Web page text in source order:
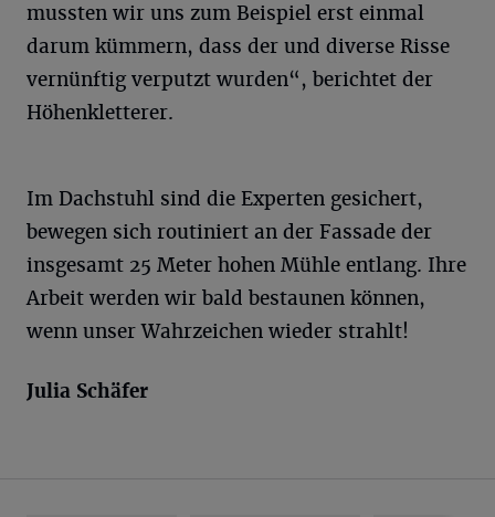
mussten wir uns zum Beispiel erst einmal
darum kümmern, dass der und diverse Risse
vernünftig verputzt wurden“, berichtet der
Höhenkletterer.
Im Dachstuhl sind die Experten gesichert,
bewegen sich routiniert an der Fassade der
insgesamt 25 Meter hohen Mühle entlang. Ihre
Arbeit werden wir bald bestaunen können,
wenn unser Wahrzeichen wieder strahlt!
Julia Schäfer